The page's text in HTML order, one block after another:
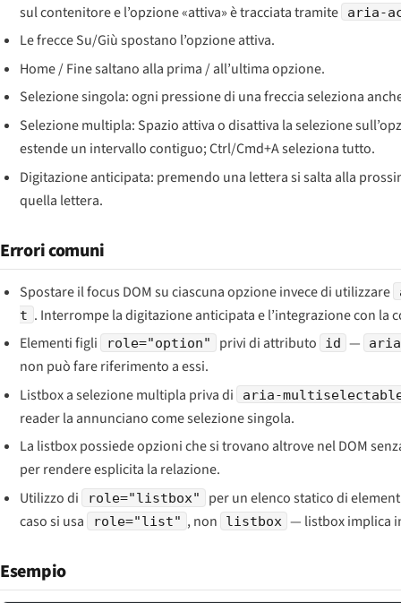
sul contenitore e l’opzione «attiva» è tracciata tramite
aria-
Le frecce Su/Giù spostano l’opzione attiva.
Home / Fine saltano alla prima / all’ultima opzione.
Selezione singola: ogni pressione di una freccia seleziona
Selezione multipla: Spazio attiva o disattiva la selezione
estende un intervallo contiguo; Ctrl/Cmd+A seleziona tutto.
Digitazione anticipata: premendo una lettera si salta alla
quella lettera.
Errori comuni
Spostare il focus DOM su ciascuna opzione invece di utilizzare
t . Interrompe la digitazione anticipata e l’integrazione con la
Elementi figli
role="option" privi di attributo id —
non può fare riferimento a essi.
Listbox a selezione multipla priva di
aria-
reader la annunciano come selezione singola.
La listbox possiede opzioni che si trovano altrove nel DOM
per rendere esplicita la relazione.
Utilizzo di
role="listbox"
per un elenco statico di
caso si usa
role="list" , non listbox — listbox implica
Esempio